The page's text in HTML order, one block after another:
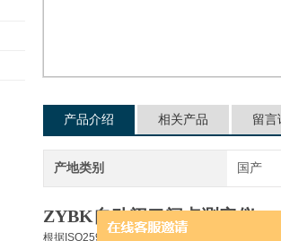
产品介绍 相关产品 留言
产地类别 国产
ZYBK自动闭口闪点测定仪
根据ISO2592、GB267-88的标准方法，设计、